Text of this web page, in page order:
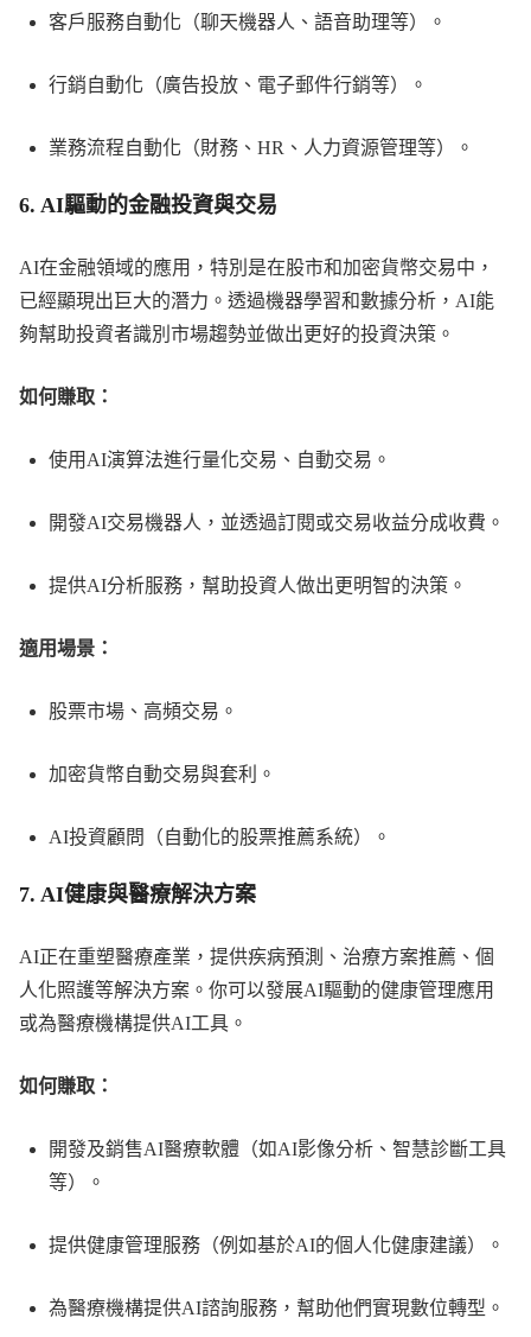
客戶服務自動化（聊天機器人、語音助理等）。
行銷自動化（廣告投放、電子郵件行銷等）。
業務流程自動化（財務、HR、人力資源管理等）。
6. AI驅動的金融投資與交易
AI在金融領域的應用，特別是在股市和加密貨幣交易中，
已經顯現出巨大的潛力。透過機器學習和數據分析，AI能
夠幫助投資者識別市場趨勢並做出更好的投資決策。
如何賺取：
使用AI演算法進行量化交易、自動交易。
開發AI交易機器人，並透過訂閱或交易收益分成收費。
提供AI分析服務，幫助投資人做出更明智的決策。
適用場景：
股票市場、高頻交易。
加密貨幣自動交易與套利。
AI投資顧問（自動化的股票推薦系統）。
7. AI健康與醫療解決方案
AI正在重塑醫療產業，提供疾病預測、治療方案推薦、個
人化照護等解決方案。你可以發展AI驅動的健康管理應用
或為醫療機構提供AI工具。
如何賺取：
開發及銷售AI醫療軟體（如AI影像分析、智慧診斷工具
等）。
提供健康管理服務（例如基於AI的個人化健康建議）。
為醫療機構提供AI諮詢服務，幫助他們實現數位轉型。